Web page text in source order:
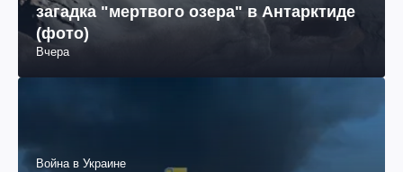
загадка "мертвого озера" в Антарктиде
(фото)
Вчера
Война в Украине